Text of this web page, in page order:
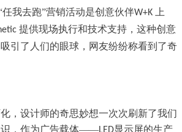
任我去跑”营销活动是创意伙伴W+K
上
提供现场执行和技术支持，这种创意
引了人们的眼球，网友纷纷称看到了奇
，设计师的奇思妙想一次次刷新了我们
识，作为广告载体——
显示屏的生产